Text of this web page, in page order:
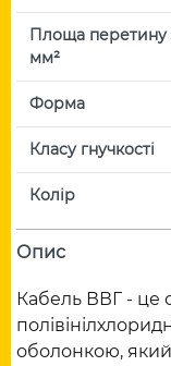
Площа
мм²
Форма
Класу гнучкості
Колір
Опис
Кабель ВВГ - це
оболонкою, який